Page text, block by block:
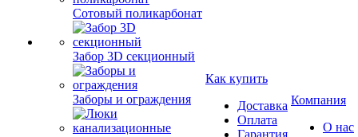
Сотовый поликарбонат
Забор 3D секционный
Заборы и ограждения
Как купить
Доставка
Оплата
Гарантия
Компания
О нас